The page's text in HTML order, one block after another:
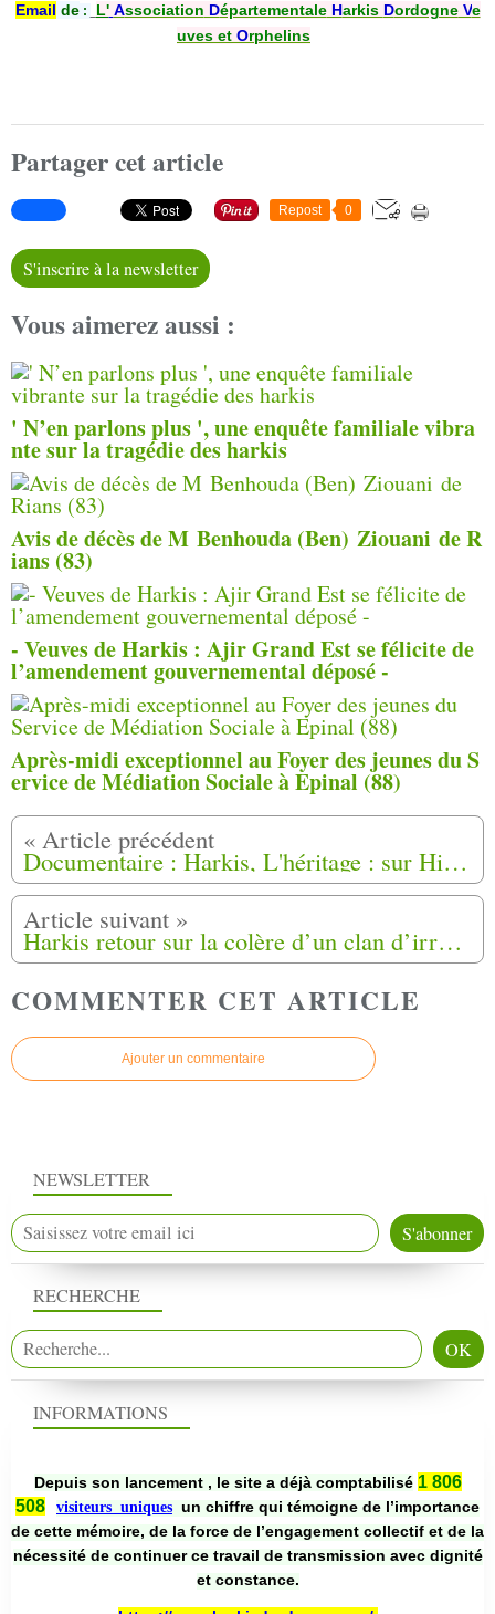
Email de : L' Association DépartementaleHarkis DordogneVe
uves et Orphelins
Partager cet article
Repost 0
S'inscrire à la newsletter
Vous aimerez aussi :
' N’en parlons plus ', une enquête familiale vibra
nte sur la tragédie des harkis
Avis de décès de M Benhouda (Ben) Ziouani de R
ians (83)
- Veuves de Harkis : Ajir Grand Est se félicite de
l’amendement gouvernemental déposé -
Après-midi exceptionnel au Foyer des jeunes du S
ervice de Médiation Sociale à Epinal (88)
Documentaire : Harkis, L'héritage : sur Histoire TV, le 19 Août et 1, 5, 14 Septembre 2023
Harkis retour sur la colère d’un clan d’irréductibles Bias (47)
COMMENTER CET ARTICLE
Ajouter un commentaire
NEWSLETTER
RECHERCHE
INFORMATIONS
Depuis son lancement , le site a déjà comptabilisé 1 806
508
visiteurs uniques un chiffre qui témoigne de l’importance
de cette mémoire, de la force de l’engagement collectif et de la
nécessité de continuer ce travail de transmission avec dignité
et constance.